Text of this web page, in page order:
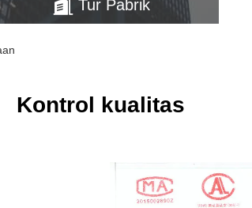
Tur Pabrik
Kontrol kualitas